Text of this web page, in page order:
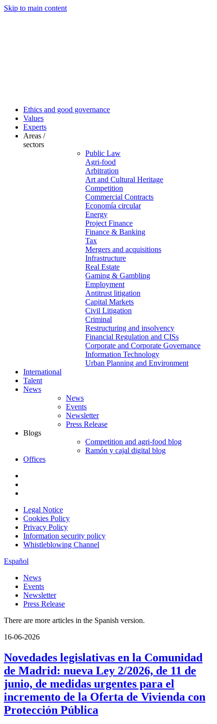
Skip to main content
Ethics and good governance
Values
Experts
Areas /
sectors
Public Law
Agri-food
Arbitration
Art and Cultural Heritage
Competition
Commercial Contracts
Economía circular
Energy
Project Finance
Finance & Banking
Tax
Mergers and acquisitions
Infrastructure
Real Estate
Gaming & Gambling
Employment
Antitrust litigation
Capital Markets
Civil Litigation
Criminal
Restructuring and insolvency
Financial Regulation and CISs
Corporate and Corporate Governance
Information Technology
Urban Planning and Environment
International
Talent
News
News
Events
Newsletter
Press Release
Blogs
Competition and agri-food blog
Ramón y cajal digital blog
Offices
Legal Notice
Cookies Policy
Privacy Policy
Information security policy
Whistleblowing Channel
Español
News
Events
Newsletter
Press Release
There are more articles in the Spanish version.
16-06-2026
Novedades legislativas en la Comunidad
de Madrid: nueva Ley 2/2026, de 11 de
junio, de medidas urgentes para el
incremento de la Oferta de Vivienda con
Protección Pública